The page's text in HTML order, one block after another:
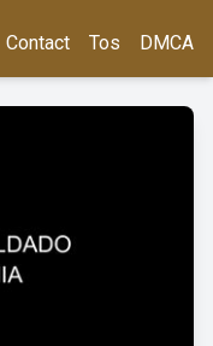
Contact Tos DMCA